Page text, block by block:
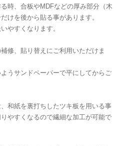
時、合板やMDFなどの厚み部分（木
けを後から貼る事があります。
やすくなります。
修、貼り替えにご利用いただけま
うサンドペーパーで平にしてからご
和紙を裏打ちしたツキ板を用いる事
やすくなるので繊細な加工が可能で